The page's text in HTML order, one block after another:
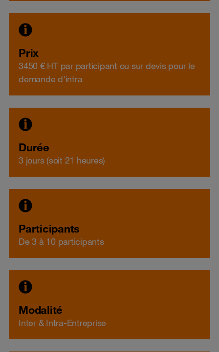
Prix
3450 € HT par participant ou sur devis pour le
demande d'intra
Durée
3 jours (soit 21 heures)
Participants
De 3 à 10 participants
Modalité
Inter & Intra-Entreprise